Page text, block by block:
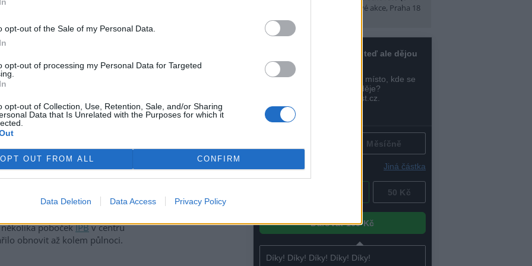
opt-out of the Sale of my Personal Data.
opt-out of processing my Personal Data for Targeted
opt-out of Collection, Use, Retention, Sale, and/or Sharing
Data that Is Unrelated with the Purposes for which it
OPT OUT FROM ALL CONFIRM
Data Deletion Data Access Privacy Policy
EkoListu
úterý 26. září, kdy se
anarchisté a mladí
centrum
zasedání
. Demonstranti se
skončil na Nuselském
pod Vyšehrad. V
dav zaútočil dlažebními
lahvemi na policisty, kteří
snažili zabránit. Pouliční
kdy profesionální
zničili výlohy a vybavení
a rozbily výlohy
pobočekIPBv centru
obnovit až kolem půlnoci.
(Tábory, výlety a pobytové akce, Praha 18